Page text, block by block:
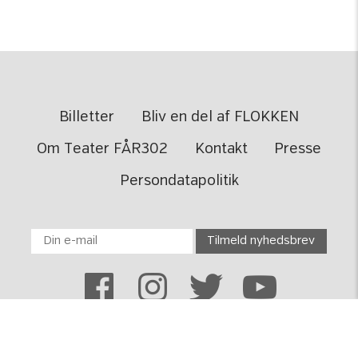
Billetter Bliv en del af FLOKKEN
Om Teater FÅR302 Kontakt Presse
Persondatapolitik